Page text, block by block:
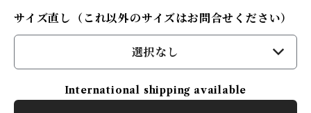
サイズ直し（これ以外のサイズはお問合せください）
選択なし
International shipping available